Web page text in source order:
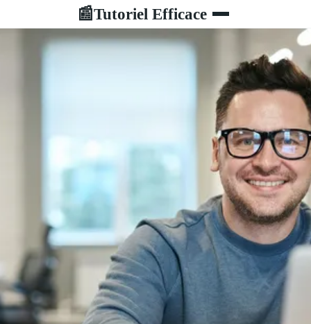
📰Tutoriel Efficace